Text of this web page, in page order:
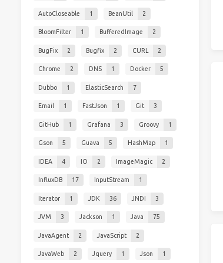
AutoCloseable 1 BeanUtil 2
BloomFilter 1 BufferedImage 2
BugFix 2 Bugfix 2 CURL 2
Chrome 2 DNS 1 Docker 5
Dubbo 1 ElasticSearch 7
Email 1 FastJson 1 Git 3
GitHub 1 Grafana 3 Groovy 1
Gson 5 Guava 5 HashMap 1
IDEA 4 IO 2 ImageMagic 2
InfluxDB 17 InputStream 1
Iterator 1 JDK 36 JNDI 3
JVM 3 Jackson 1 Java 75
JavaAgent 2 JavaScript 2
JavaWeb 2 Jquery 1 Json 1